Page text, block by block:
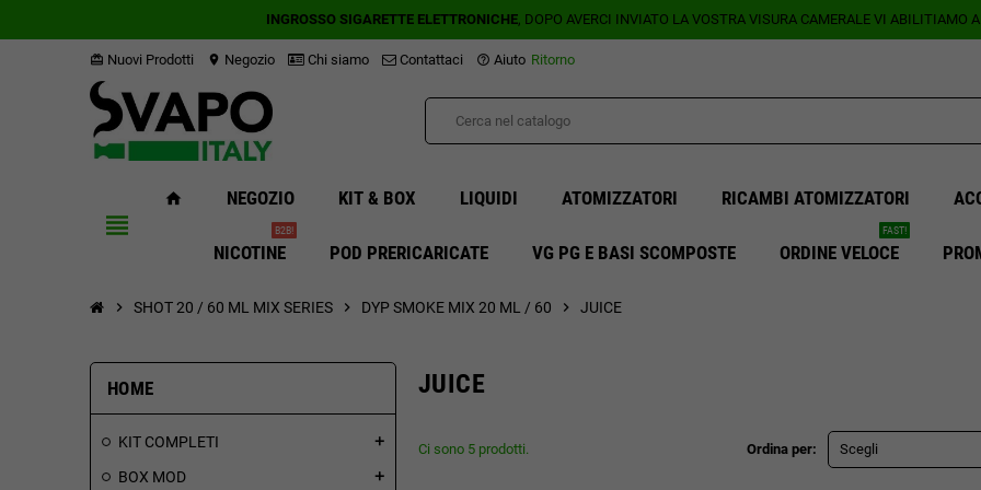
INGROSSO SIGARETTE ELETTRONICHE, DOPO AVERCI INVIATO LA VOSTRA VISURA CAMERALE VI ABILITIAMO
card_giftcard Nuovi Prodotti location_on Negozio Chi siamo Contattaci help_outline Aiuto Ritorno
view_headline
home NEGOZIO KIT & BOX LIQUIDI ATOMIZZATORI RICAMBI ATOMIZZATORI
NICOTINE
B2B!
POD PRERICARICATE VG PG E BASI SCOMPOSTE ORDINE VELOCE
FAST!
chevron_right SHOT 20 / 60 ML MIX SERIES chevron_right DYP SMOKE MIX 20 ML / 60 chevron_right JUICE
HOME
KIT COMPLETI add
BOX MOD add
JUICE
Ordina per: Scegli
Ci sono 5 prodotti.